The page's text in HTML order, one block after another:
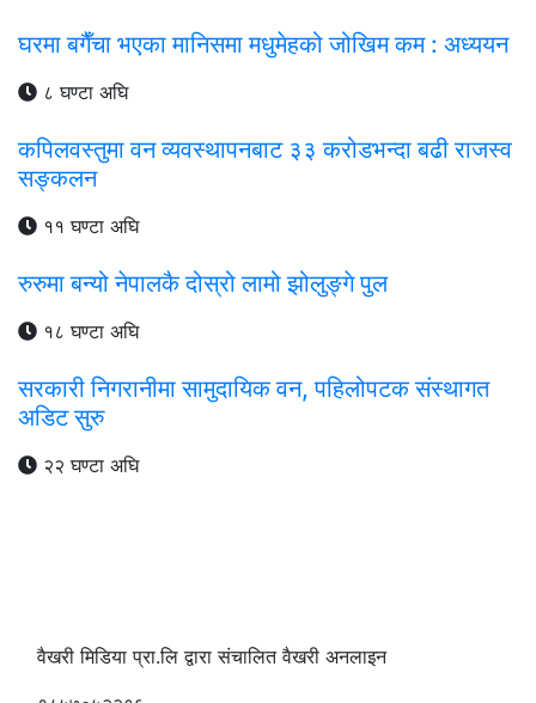
घरमा बगैँचा भएका मानिसमा मधुमेहको जोखिम कम : अध्ययन
८ घण्टा अघि
कपिलवस्तुमा वन व्यवस्थापनबाट ३३ करोडभन्दा बढी राजस्व
सङ्कलन
११ घण्टा अघि
रुरुमा बन्यो नेपालकै दोस्रो लामो झोलुङ्गे पुल
१८ घण्टा अघि
सरकारी निगरानीमा सामुदायिक वन, पहिलोपटक संस्थागत
अडिट सुरु
२२ घण्टा अघि
वैखरी मिडिया प्रा.लि द्वारा संचालित वैखरी अनलाइन